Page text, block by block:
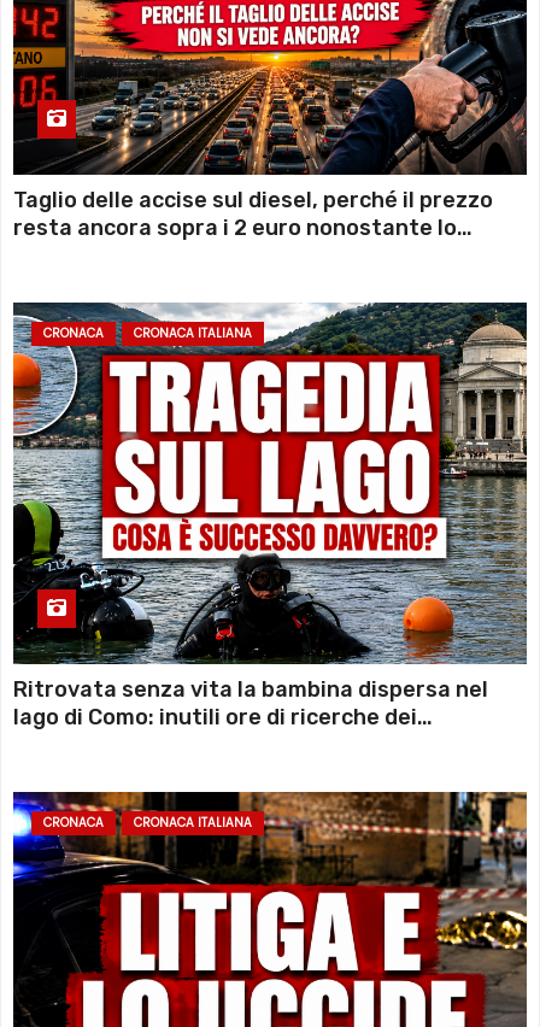
Taglio delle accise sul diesel, perché il prezzo
resta ancora sopra i 2 euro nonostante lo
CRONACA CRONACA ITALIANA
Ritrovata senza vita la bambina dispersa nel
lago di Como: inutili ore di ricerche dei
CRONACA CRONACA ITALIANA